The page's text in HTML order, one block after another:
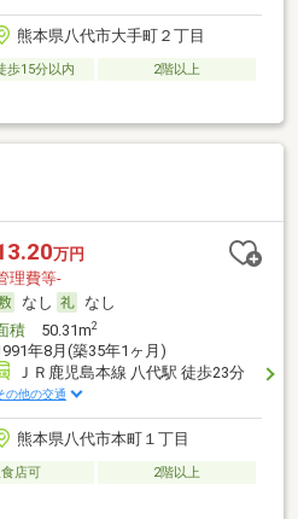
熊本県八代市大手町２丁目
歩15分以内
2階以上
万円
理費等-
なし
なし
積50.31m2
年8月(築35年1ヶ月)
ＪＲ鹿児島本線 八代駅 徒歩23分
の他の交通
熊本県八代市本町１丁目
店可
2階以上